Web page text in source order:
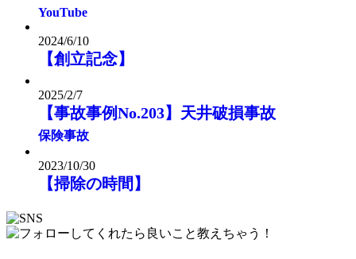
YouTube
2024/6/10
【創立記念】
2025/2/7
【事故事例No.203】天井破損事故
保険事故
2023/10/30
【掃除の時間】